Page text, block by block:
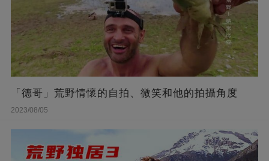
「德哥」荒野情懷的自拍、微笑和他的拍攝角度
2023/08/05